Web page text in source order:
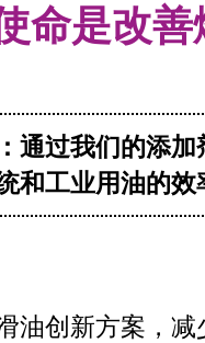
命是改善
通过我们的添加
和工业用油的效
油创新方案，减